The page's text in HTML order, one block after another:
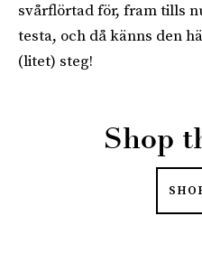
svårflörtad för, fram tills
testa, och då känns den
(litet) steg!
Shop